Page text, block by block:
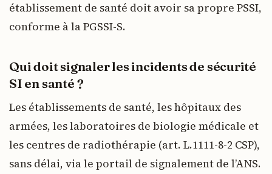
établissement de santé doit avoir sa propre PSSI,
conforme à la PGSSI-S.
Qui doit signaler les incidents de sécurité
SI en santé ?
Les établissements de santé, les hôpitaux des
armées, les laboratoires de biologie médicale et
les centres de radiothérapie (art. L.1111-8-2 CSP),
sans délai, via le portail de signalement de l’ANS.